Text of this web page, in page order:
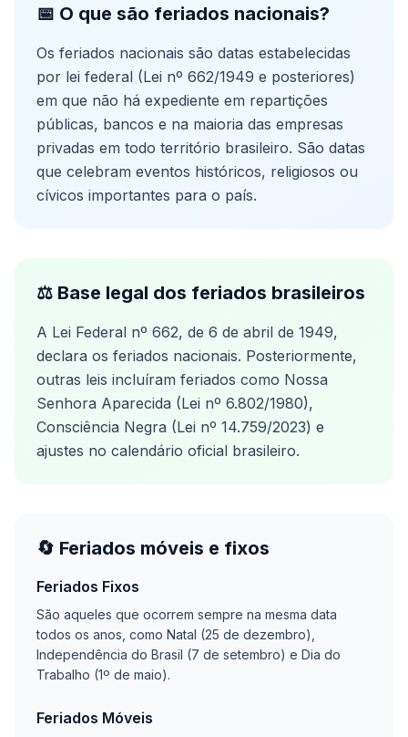
📅 O que são feriados nacionais?
Os feriados nacionais são datas estabelecidas
por lei federal (Lei nº 662/1949 e posteriores)
em que não há expediente em repartições
públicas, bancos e na maioria das empresas
privadas em todo território brasileiro. São datas
que celebram eventos históricos, religiosos ou
cívicos importantes para o país.
⚖️ Base legal dos feriados brasileiros
A Lei Federal nº 662, de 6 de abril de 1949,
declara os feriados nacionais. Posteriormente,
outras leis incluíram feriados como Nossa
Senhora Aparecida (Lei nº 6.802/1980),
Consciência Negra (Lei nº 14.759/2023) e
ajustes no calendário oficial brasileiro.
🔄 Feriados móveis e fixos
Feriados Fixos
São aqueles que ocorrem sempre na mesma data
todos os anos, como Natal (25 de dezembro),
Independência do Brasil (7 de setembro) e Dia do
Trabalho (1º de maio).
Feriados Móveis